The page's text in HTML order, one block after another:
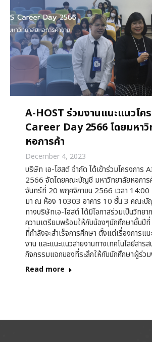
A-HOST ร่วมงานแนะแนวโค
Career Day 2566 โดยมหาวิ
หอการค้า
December 4, 2023
บริษัท เอ-โฮสต์ จำกัด ได้เข้าร่วมโครงการ
2566 จัดโดยคณะบัญชี มหาวิทยาลัยหอการ
จันทร์ที่ 20 พฤศจิกายน 2566 เวลา
มา ณ ห้อง 10303 อาคาร 10 ชั้น 3 คณะบั
ทางบริษัทเอ-โฮสต์ ได้มีโอกาสร่วมเป็นวิทยา
ความเตรียมพร้อมให้กับน้องๆนักศึกษาชั้นปี
ที่กำลังจะสำเร็จการศึกษา ตั้งแต่เรื่องการแ
งาน และแนะแนวสายงานทางเทคโนโลยีสาร
กิจกรรมแจกของที่ระลึกให้กับนักศึกษาผู้ร่ว
Read more